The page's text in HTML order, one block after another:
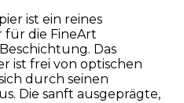
ist ein reines
für die FineArt
Das
ist frei von optischen
durch seinen
Die sanft ausgeprägte,